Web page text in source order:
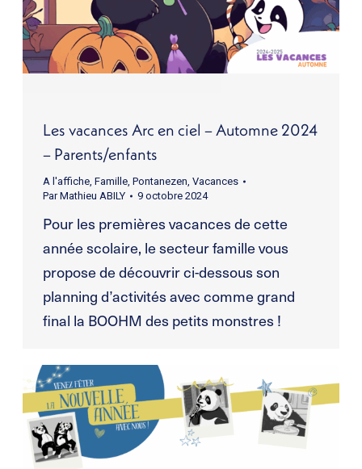
Les vacances Arc en ciel – Automne 2024
– Parents/enfants
A l'affiche, Famille, Pontanezen Vacances
ParMathieu ABILY 9 octobre 2024
Pour les premières vacances de cette
année scolaire, le secteur famille vous
propose de découvrir ci-dessous son
planning d’activités avec comme grand
final la BOOHM des petits monstres !